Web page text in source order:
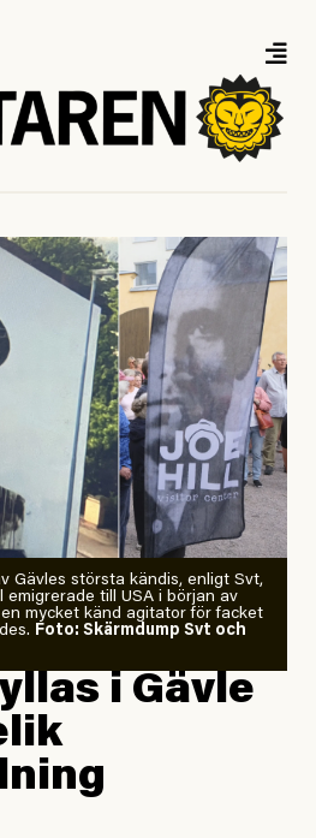
Gävles största kändis, enligt Svt,
emigrerade till USA i början av
mycket känd agitator för facket
Foto: Skärmdump Svt och
i Gävle